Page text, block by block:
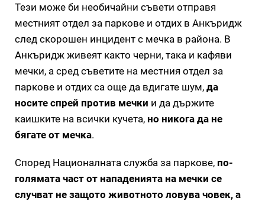
Тези може би необичайни съвети отправя
местният отдел за паркове и отдих в Анкъридж
след скорошен инцидент с мечка в района. В
Анкъридж живеят както черни, така и кафяви
мечки, а сред съветите на местния отдел за
паркове и отдих са още да вдигате шум, да
носите спрей против мечки и да държите
каишките на всички кучета, но никога да не
бягате от мечка.
Според Националната служба за паркове, по-
голямата част от нападенията на мечки се
случват не защото животното ловува човек, а